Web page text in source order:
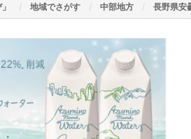
地域でさがす 中部地方 長野県安